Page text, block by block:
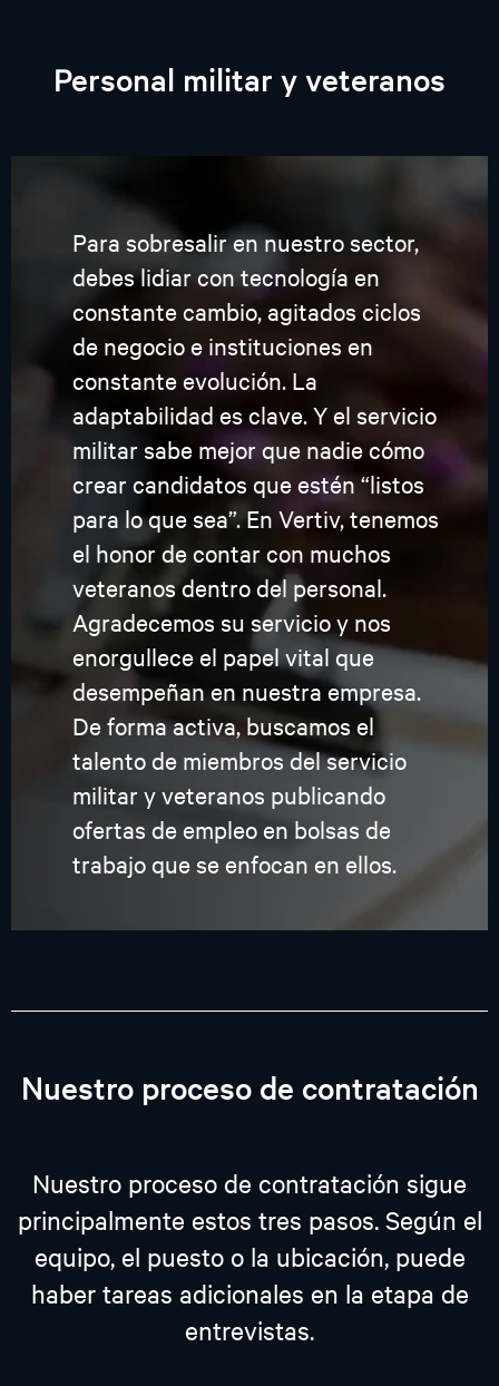
Personal militar y veteranos
Para sobresalir en nuestro sector,
debes lidiar con tecnología en
constante cambio, agitados ciclos
de negocio e instituciones en
constante evolución. La
adaptabilidad es clave. Y el servicio
militar sabe mejor que nadie cómo
crear candidatos que estén “listos
para lo que sea”. En Vertiv, tenemos
el honor de contar con muchos
veteranos dentro del personal.
Agradecemos su servicio y nos
enorgullece el papel vital que
desempeñan en nuestra empresa.
De forma activa, buscamos el
talento de miembros del servicio
militar y veteranos publicando
ofertas de empleo en bolsas de
trabajo que se enfocan en ellos.
Nuestro proceso de contratación
Nuestro proceso de contratación sigue
principalmente estos tres pasos. Según el
equipo, el puesto o la ubicación, puede
haber tareas adicionales en la etapa de
entrevistas.